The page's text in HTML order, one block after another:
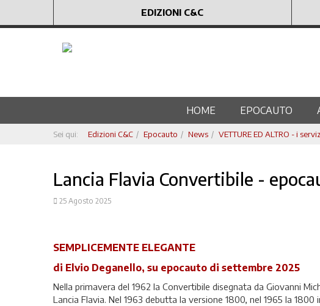
EDIZIONI C&C
HOME EPOCAUTO
Sei qui: Edizioni C&C Epocauto News VETTURE ED ALTRO - i
Lancia Flavia Convertibile -
25 Agosto 2025
SEMPLICEMENTE ELEGANTE
di Elvio Deganello, su epocauto di settembre 2025
Nella primavera del 1962 la Convertibile disegnata da Giovanni
Lancia Flavia. Nel 1963 debutta la versione 1800, nel 1965 la